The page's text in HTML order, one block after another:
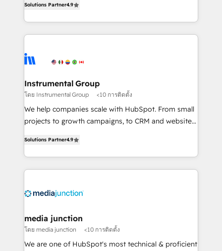
growing tech-enabler & facilitator, MakeWebBetter,
hands you the blend of HubSpot expertise &
eminent solutions & integrations. Trust us to
Elite Partners with 10+ years of HubSpot experience
Premier Partner 2023 🌟5 HubSpot Accreditations 🌟
Won HubSpot Theme Challenge 2021 🌟INBOUND’19
HubSpot Rising Star Why us? Harnessing the full
potential of the powerful HubSpot CRM. ✔️A team of
HubSpot experience ✔️Flexible pricing models —
Hourly-fee (assigned one Dedicated HubSpot
requirement). ✔️Helped over 25,000+ customers so
Solutions Partner4.9
Instrumental Group
โดย Instrumental Group <10 การติดตั้ง
We help companies scale with HubSpot. From small
projects to growth campaigns, to CRM and websites.
HubSpot and willing to work hand-in-hand with your
team to simplify the complex and build a better
experience for your team and customers.
Solutions Partner4.9
media junction
โดย media junction <10 การติดตั้ง
We are one of HubSpot's most technical & proficient